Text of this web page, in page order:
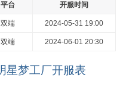
平台 开服时间
双端 2024-05-31 19:00
双端 2024-06-01 20:30
星梦工厂开服表